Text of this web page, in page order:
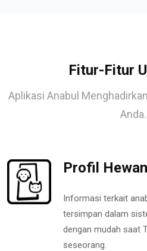
Fitur-Fitur
Aplikasi Anabul
Anda.
Profil Hewan
Informasi terkait
tersimpan dalam
dengan mudah saat
seseorang.